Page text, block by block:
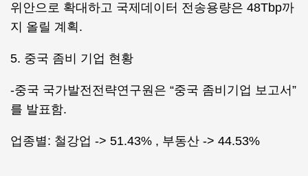
위안으로 확대하고 국제데이터 전송용량은 48Tbp까
지 올릴 계획.
5. 중국 좀비 기업 현황
-중국 국가발전전략연구원은 “중국 좀비기업 보고서”
를 발표함.
업종별: 철강업 -> 51.43% , 부동산 -> 44.53%